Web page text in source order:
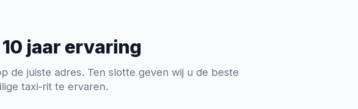
jaar ervaring
de juiste adres. Ten slotte geven wij u de beste
taxi-rit te ervaren.